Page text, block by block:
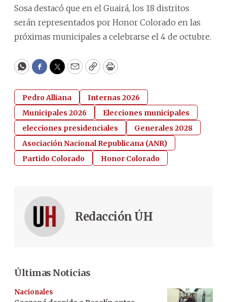
Sosa destacó que en el Guairá, los 18 distritos
serán representados por Honor Colorado en las
próximas municipales a celebrarse el 4 de octubre.
WhatsApp
Facebook
Twitter
EmailCopyPrint
Pedro Alliana
Internas 2026
Municipales 2026
Elecciones municipales
elecciones presidenciales
Generales 2028
Asociación Nacional Republicana (ANR)
Partido Colorado
Honor Colorado
Redacción ÚH
Últimas Noticias
Nacionales